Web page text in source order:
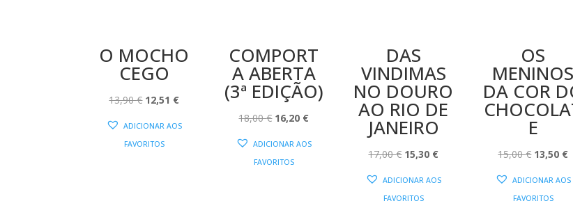
O MOCHO
CEGO
13,90€ O
12,51 €O
ADICIONAR AOS
FAVORITOS
COMPORT
A ABERTA
(3ª EDIÇÃO)
18,00€ O
16,20 €O
ADICIONAR AOS
FAVORITOS
DAS
VINDIMAS
NO DOURO
AO RIO DE
JANEIRO
17,00€ O
15,30 €O
ADICIONAR AOS
FAVORITOS
OS
MENINOS
DA COR
E
15,00€ O
13,50 €O
ADICIONAR AOS
FAVORITOS